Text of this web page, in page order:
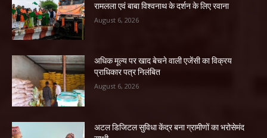
रामलला एवं बाबा विश्वनाथ के दर्शन के लिए रवाना
August 6, 2026
अधिक मूल्य पर खाद बेचने वाली एजेंसी का विक्रय
प्राधिकार पत्र निलंबित
August 6, 2026
अटल डिजिटल सुविधा केंद्र बना ग्रामीणों का भरोसेमंद